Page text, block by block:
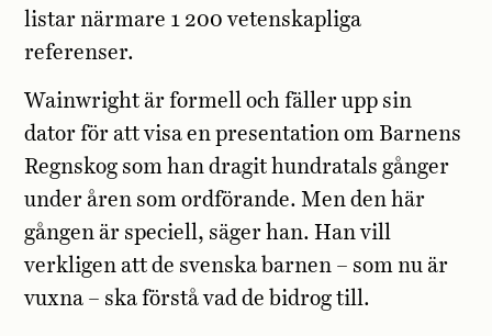
listar närmare 1 200 vetenskapliga
referenser.
Wainwright är formell och fäller upp sin
dator för att visa en presentation om Barnens
Regnskog som han dragit hundratals gånger
under åren som ordförande. Men den här
gången är speciell, säger han. Han vill
verkligen att de svenska barnen – som nu är
vuxna – ska förstå vad de bidrog till.